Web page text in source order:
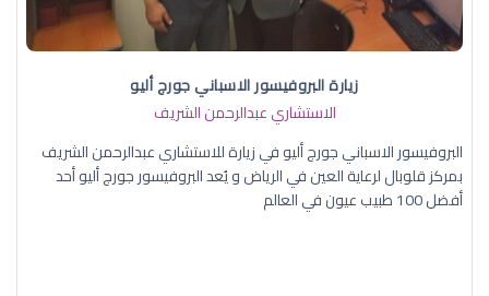
زيارة البروفيسور الاسباني جورج أليو
الاستشاري عبدالرحمن الشريف
البروفيسور الاسباني جورج أليو في زيارة للاستشاري عبدالرحمن الشريف
بمركز قلوبال لرعاية العين في الرياض و يُعد البروفيسور جورج أليو أحد
أفضل 100 طبيب عيون في العالم